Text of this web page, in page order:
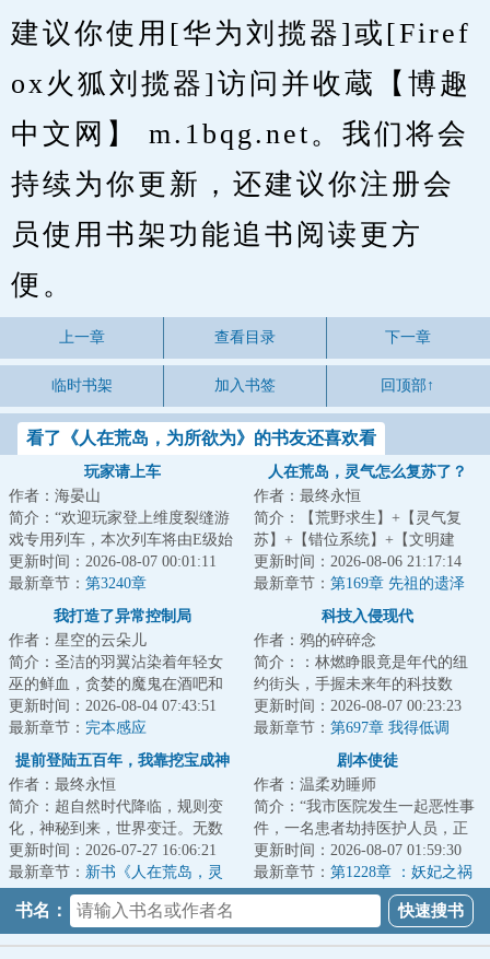
建议你使用[华为刘揽器]或[Firef
ox火狐刘揽器]访问并收蔵【博趣
中文网】 m.1bqg.net。我们将会
持续为你更新，还建议你注册会
员使用书架功能追书阅读更方
便。
上一章 查看目录 下一章
临时书架 加入书签 回顶部↑
看了《人在荒岛，为所欲为》的书友还喜欢看
玩家请上车
作者：海晏山
简介：“欢迎玩家登上维度裂缝游
戏专用列车，本次列车将由E级始
发站开往D级站点，请玩家保证生
命安全有序...
更新时间：2026-08-07 00:01:11
最新章节： 第3240章
人在荒岛，灵气怎么复苏了？
作者：最终永恒
简介：【荒野求生】+【灵气复
苏】+【错位系统】+【文明建
设】一艘国际邮轮在公海遭遇意
外，船上的六千名...
更新时间：2026-08-06 21:17:14
最新章节： 第169章 先祖的遗泽
我打造了异常控制局
作者：星空的云朵儿
简介：圣洁的羽翼沾染着年轻女
巫的鲜血，贪婪的魔鬼在酒吧和
舞池中蛊惑着不坚定的灵魂。最
深邃的海沟中伫...
更新时间：2026-08-04 07:43:51
最新章节： 完本感应
科技入侵现代
作者：鸦的碎碎念
简介：：林燃睁眼竟是年代的纽
约街头，手握未来年的科技数
据，却成了没有身份的“黑户”。他
不得不用一篇...
更新时间：2026-08-07 00:23:23
最新章节： 第697章 我得低调
提前登陆五百年，我靠挖宝成神
作者：最终永恒
简介：超自然时代降临，规则变
化，神秘到来，世界变迁。无数
文明遗迹浮现于世，海量天材地
宝任人捡拾。激...
更新时间：2026-07-27 16:06:21
最新章节： 新书《人在荒岛，灵
气怎么复苏了？》以及515打折活
动
剧本使徒
作者：温柔劝睡师
简介：“我市医院发生一起恶性事
件，一名患者劫持医护人员，正
在与警方对峙......”杨逍关闭电视
机，下一...
更新时间：2026-08-07 01:59:30
最新章节： 第1228章 ：妖妃之祸
书名：